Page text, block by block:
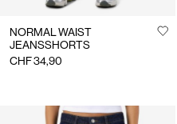
NORMAL WAIST
JEANSSHORTS
CHF 34,90